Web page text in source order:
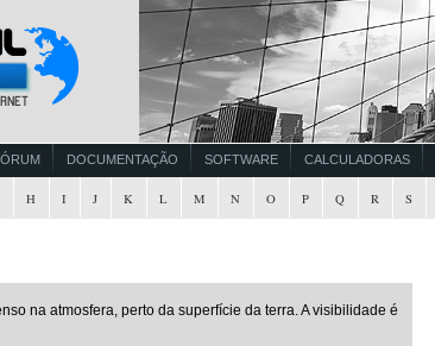
DOCUMENTAÇÃO SOFTWARE CALCULADORAS
H I J K L M N O P Q R S
na atmosfera, perto da superfície da terra. A visibilidade é